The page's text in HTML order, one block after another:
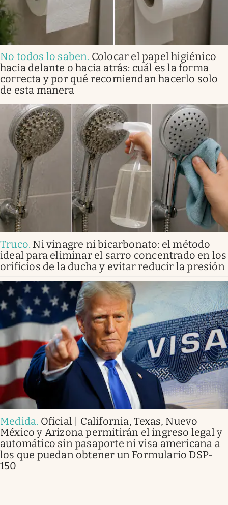
No todos lo saben. Colocar el papel higiénico
hacia delante o hacia atrás: cuál es la forma
correcta y por qué recomiendan hacerlo solo
de esta manera
Truco. Ni vinagre ni bicarbonato: el método
ideal para eliminar el sarro concentrado en los
orificios de la ducha y evitar reducir la presión
Medida. Oficial | California, Texas, Nuevo
México y Arizona permitirán el ingreso legal y
automático sin pasaporte ni visa americana a
los que puedan obtener un Formulario DSP-
150